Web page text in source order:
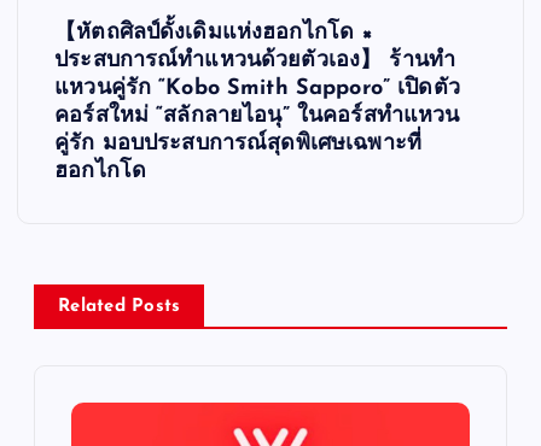
g
【หัตถศิลป์ดั้งเดิมแห่งฮอกไกโด ×
ประสบการณ์ทำแหวนด้วยตัวเอง】 ร้านทำ
แหวนคู่รัก “Kobo Smith Sapporo” เปิดตัว
คอร์สใหม่ “สลักลายไอนุ” ในคอร์สทำแหวน
คู่รัก มอบประสบการณ์สุดพิเศษเฉพาะที่
ฮอกไกโด
Related Posts